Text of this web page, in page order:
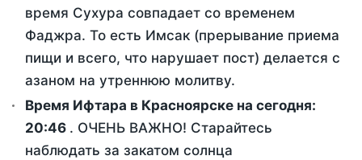
время Сухура совпадает со временем
Фаджра. То есть Имсак (прерывание приема
пищи и всего, что нарушает пост) делается с
азаном на утреннюю молитву.
Время Ифтара в Красноярске на сегодня:
20:46 . ОЧЕНЬ ВАЖНО! Старайтесь
наблюдать за закатом солнца